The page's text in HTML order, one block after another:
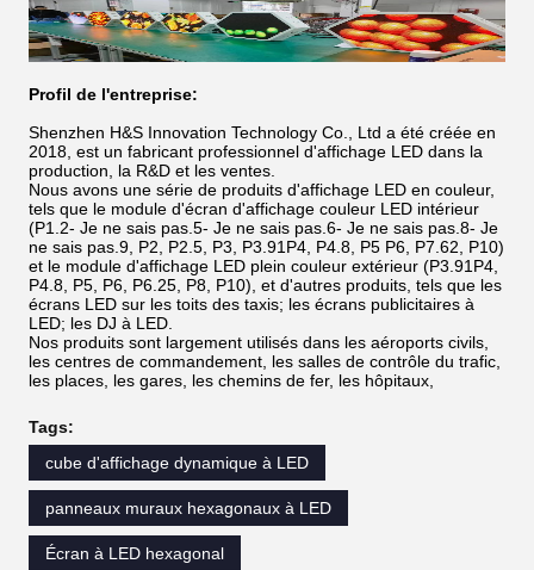
Profil de l'entreprise:
Shenzhen H&S Innovation Technology Co., Ltd a été créée en
2018, est un fabricant professionnel d'affichage LED dans la
production, la R&D et les ventes.
Nous avons une série de produits d'affichage LED en couleur,
tels que le module d'écran d'affichage couleur LED intérieur
(P1.2- Je ne sais pas.5- Je ne sais pas.6- Je ne sais pas.8- Je
ne sais pas.9, P2, P2.5, P3, P3.91P4, P4.8, P5 P6, P7.62, P10)
et le module d'affichage LED plein couleur extérieur (P3.91P4,
P4.8, P5, P6, P6.25, P8, P10), et d'autres produits, tels que les
écrans LED sur les toits des taxis; les écrans publicitaires à
LED; les DJ à LED.
Nos produits sont largement utilisés dans les aéroports civils,
les centres de commandement, les salles de contrôle du trafic,
les places, les gares, les chemins de fer, les hôpitaux,
Tags:
cube d'affichage dynamique à LED
panneaux muraux hexagonaux à LED
Écran à LED hexagonal